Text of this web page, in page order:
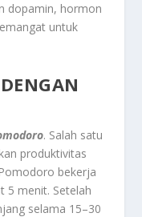
dopamin, hormon
untuk
. Salah satu
produktivitas
bekerja
5 menit. Setelah
selama 15–30